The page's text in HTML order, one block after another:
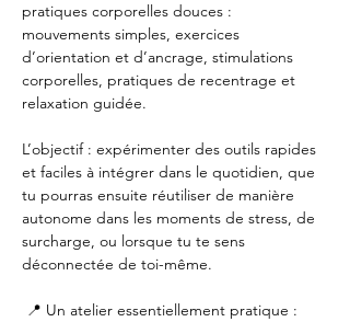
pratiques corporelles douces :
mouvements simples, exercices
d’orientation et d’ancrage, stimulations
corporelles, pratiques de recentrage et
relaxation guidée.
L’objectif : expérimenter des outils rapides
et faciles à intégrer dans le quotidien, que
tu pourras ensuite réutiliser de manière
autonome dans les moments de stress, de
surcharge, ou lorsque tu te sens
déconnectée de toi-même.